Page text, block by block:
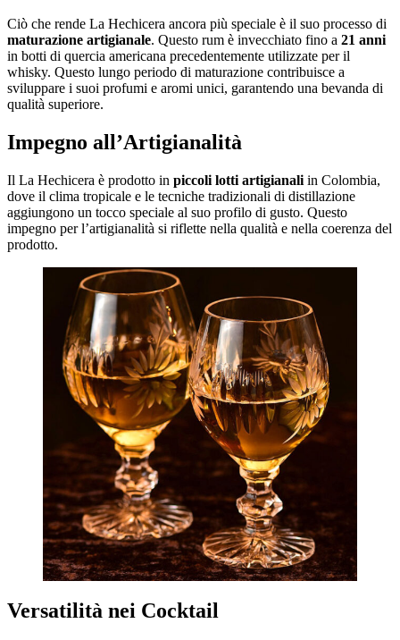
Ciò che rende La Hechicera ancora più speciale è il suo processo di
maturazione artigianale. Questo rum è invecchiato fino a 21 anni
in botti di quercia americana precedentemente utilizzate per il
whisky. Questo lungo periodo di maturazione contribuisce a
sviluppare i suoi profumi e aromi unici, garantendo una bevanda di
qualità superiore.
Impegno all’Artigianalità
Il La Hechicera è prodotto in piccoli lotti artigianali in Colombia,
dove il clima tropicale e le tecniche tradizionali di distillazione
aggiungono un tocco speciale al suo profilo di gusto. Questo
impegno per l’artigianalità si riflette nella qualità e nella coerenza del
prodotto.
Versatilità nei Cocktail